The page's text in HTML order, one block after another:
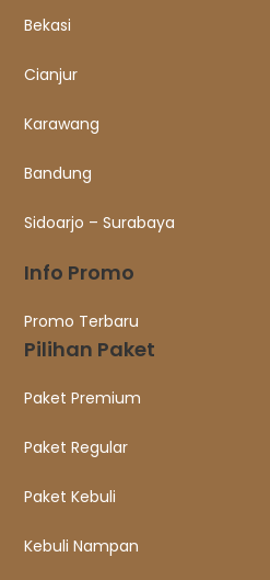
Bekasi
Cianjur
Karawang
Bandung
Sidoarjo – Surabaya
Info Promo
Promo Terbaru
Pilihan Paket
Paket Premium
Paket Regular
Paket Kebuli
Kebuli Nampan